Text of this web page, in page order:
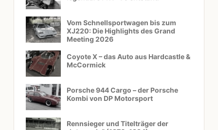
Vom Schnellsportwagen bis zum
XJ220: Die Highlights des Grand
Meeting 2026
Coyote X – das Auto aus Hardcastle &
McCormick
Porsche 944 Cargo – der Porsche
Kombi von DP Motorsport
Rennsieger und Titelträger der